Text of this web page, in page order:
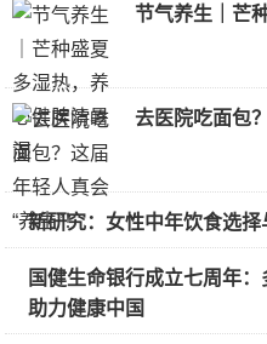
节气养生｜芒
去医院吃面包
新研究：女性中年饮食选
国健生命银行成立七周年
助力健康中国